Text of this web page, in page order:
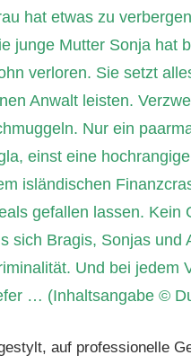
hat etwas zu
junge Mutter Sonja hat
verloren. Sie setzt
Anwalt leisten.
Nur ein
einst eine
isländischen
gefallen lassen. Kein
sich Bragis, Sonjas und
Und bei jedem
… (Inhaltsangabe ©
auf professionelle